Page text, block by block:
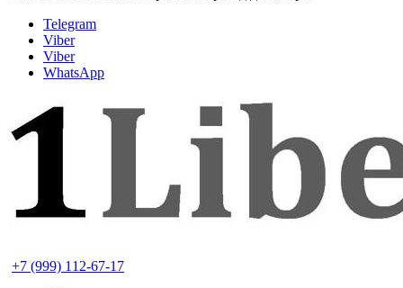
Telegram
Viber
Viber
WhatsApp
+7 (999) 112-67-17